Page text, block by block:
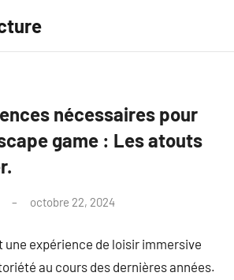
nécessaires pour
game : Les atouts
octobre 22, 2024
une expérience de loisir immersive
au cours des dernières années.